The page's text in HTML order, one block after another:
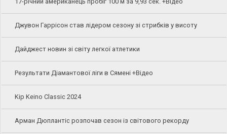
Джувон Гаррісон став лідером сезону зі стрибків у висоту
Дайджест новин зі світу легкої атлетики
Результати Діамантової ліги в Сямені +Відео
Kip Keino Classic 2024
Арман Дюплантіс розпочав сезон із світового рекорду